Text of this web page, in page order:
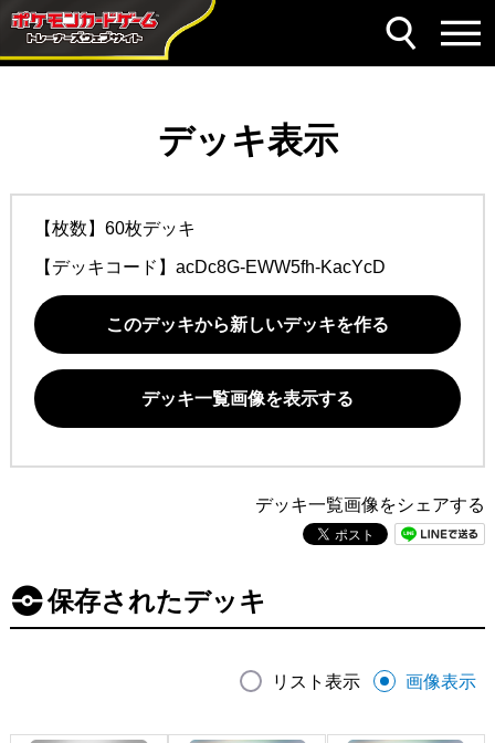
デッキ表示
【枚数】60枚デッキ
【デッキコード】 acDc8G-EWW5fh-KacYcD
このデッキから新しいデッキを作る
デッキ一覧画像を表示する
デッキ一覧画像をシェアする
保存されたデッキ
リスト表示 画像表示